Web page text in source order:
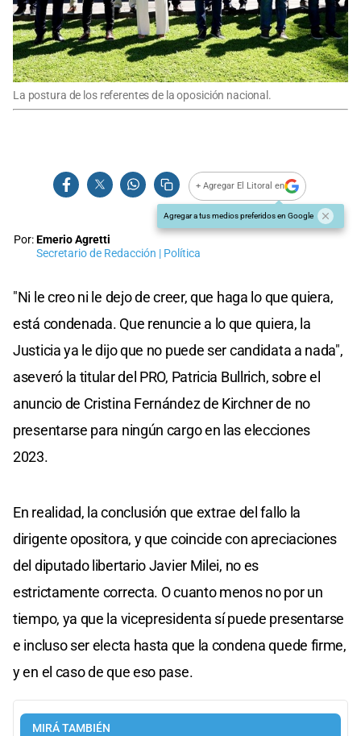
La postura de los referentes de la oposición nacional.
+ Agregar El Litoral en
Agregar a tus medios preferidos en Google
Por:Emerio Agretti
Secretario de Redacción | Política
"Ni le creo ni le dejo de creer, que haga lo que quiera,
está condenada. Que renuncie a lo que quiera, la
Justicia ya le dijo que no puede ser candidata a nada",
aseveró la titular del PRO, Patricia Bullrich, sobre el
anuncio de Cristina Fernández de Kirchner de no
presentarse para ningún cargo en las elecciones
2023.
En realidad, la conclusión que extrae del fallo la
dirigente opositora, y que coincide con apreciaciones
del diputado libertario Javier Milei, no es
estrictamente correcta. O cuanto menos no por un
tiempo, ya que la vicepresidenta sí puede presentarse
e incluso ser electa hasta que la condena quede firme,
y en el caso de que eso pase.
MIRÁ TAMBIÉN